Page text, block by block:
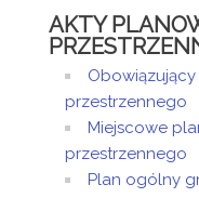
AKTY
przestrzennego
Miejscowe
przestrzennego
Plan ogólny